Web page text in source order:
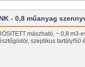
- 0,8 műanyag
mászható, ~ 0,8 m3-
szeptikus tartály!50